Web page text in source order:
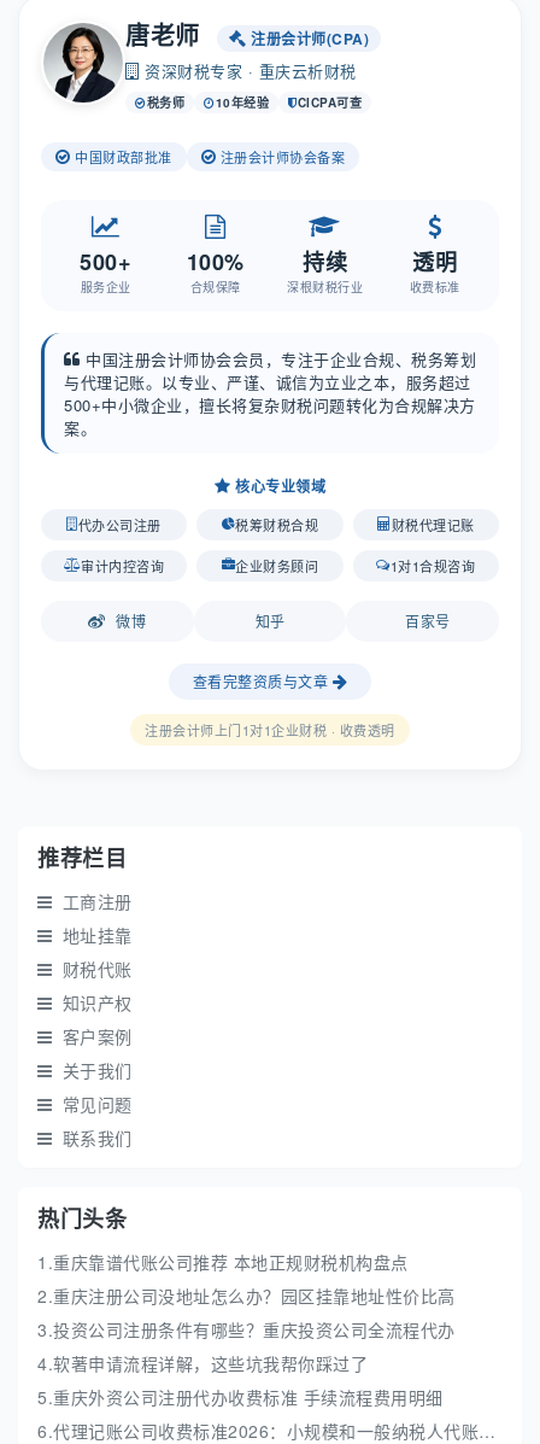
唐老师 注册会计师(CPA)
资深财税专家 · 重庆云析财税
税务师 10年经验 CICPA可查
中国财政部批准 注册会计师协会备案
500+
服务企业
100%
合规保障
持续
深根财税行业
透明
收费标准
中国注册会计师协会会员，专注于企业合规、税务筹划
与代理记账。以专业、严谨、诚信为立业之本，服务超过
500+中小微企业，擅长将复杂财税问题转化为合规解决方
案。
核心专业领域
代办公司注册 税筹财税合规 财税代理记账
审计内控咨询 企业财务顾问 1对1合规咨询
微博 知乎 百家号
查看完整资质与文章
注册会计师上门1对1企业财税 · 收费透明
推荐栏目
工商注册
地址挂靠
财税代账
知识产权
客户案例
关于我们
常见问题
联系我们
热门头条
1.重庆靠谱代账公司推荐 本地正规财税机构盘点
2.重庆注册公司没地址怎么办？园区挂靠地址性价比高
3.投资公司注册条件有哪些？重庆投资公司全流程代办
4.软著申请流程详解，这些坑我帮你踩过了
5.重庆外资公司注册代办收费标准 手续流程费用明细
6.代理记账公司收费标准2026：小规模和一般纳税人代账费解析